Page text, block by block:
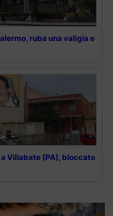
ruba una valigia e
Villabate (PA), bloccato